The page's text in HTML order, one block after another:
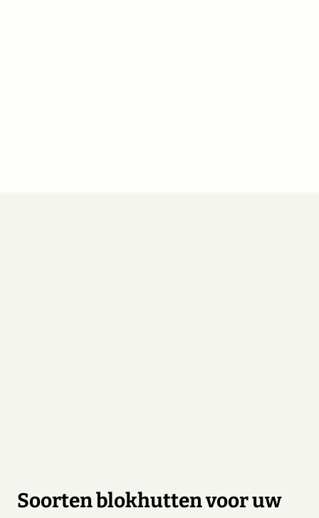
Soorten blokhutten voor uw